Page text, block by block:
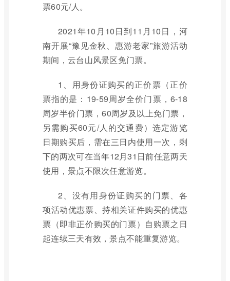
票60元/人。
2021年10月10日到11月10日，河
南开展“豫见金秋、惠游老家”旅游活动
期间，云台山风景区免门票。
1、用身份证购买的正价票（正价
票指的是：19-59周岁全价门票，6-18
周岁半价门票，60周岁及以上免门票，
另需购买60元/人的交通费）选定游览
日期购买后，需在三日内使用一次，剩
下的两次可在当年12月31日前任意两天
使用，景点不限次任意游览。
2、没有用身份证购买的门票、各
项活动优惠票、持相关证件购买的优惠
票（即非正价购买的门票）自购票之日
起连续三天有效，景点不能重复游览。